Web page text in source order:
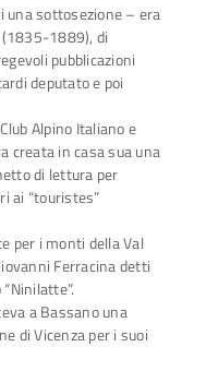
una sottosezione – era
(1835-1889), di
pubblicazioni
deputato e poi
Alpino Italiano e
creata in casa sua una
di lettura per
ai “touristes”
per i monti della Val
Ferracina detti
a Bassano una
di Vicenza per i suoi